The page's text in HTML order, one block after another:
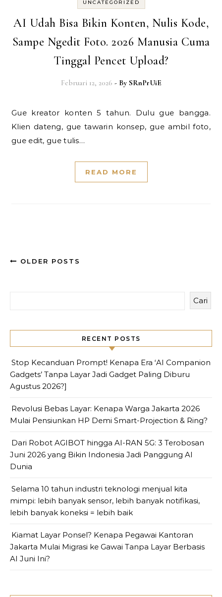
UNCATEGORIZED
AI Udah Bisa Bikin Konten, Nulis Kode,
Sampe Ngedit Foto. 2026 Manusia Cuma
Tinggal Pencet Upload?
Februari 12, 2026 - By SRnPrUiE
Gue kreator konten 5 tahun. Dulu gue bangga.
Klien dateng, gue tawarin konsep, gue ambil foto,
gue edit, gue tulis…
READ MORE
OLDER POSTS
Cari
RECENT POSTS
Stop Kecanduan Prompt! Kenapa Era ‘AI Companion
Gadgets’ Tanpa Layar Jadi Gadget Paling Diburu
Agustus 2026?]
Revolusi Bebas Layar: Kenapa Warga Jakarta 2026
Mulai Pensiunkan HP Demi Smart-Projection & Ring?
Dari Robot AGIBOT hingga AI-RAN 5G: 3 Terobosan
Juni 2026 yang Bikin Indonesia Jadi Panggung AI
Dunia
Selama 10 tahun industri teknologi menjual kita
mimpi: lebih banyak sensor, lebih banyak notifikasi,
lebih banyak koneksi = lebih baik
Kiamat Layar Ponsel? Kenapa Pegawai Kantoran
Jakarta Mulai Migrasi ke Gawai Tanpa Layar Berbasis
AI Juni Ini?